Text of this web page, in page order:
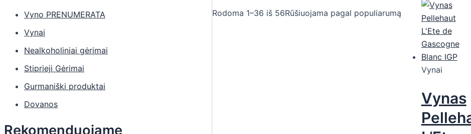
Vyno PRENUMERATA
Vynai
Nealkoholiniai gėrimai
Stiprieji Gėrimai
Gurmaniški produktai
Dovanos
Rekomenduojame
Rodoma 1–36 iš 56Rūšiuojama pagal populiarumą
Vynai
Vynas